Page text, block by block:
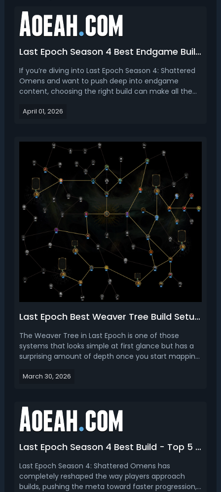
Last Epoch Season 4 Best Endgame Build - Top 3 Best Endgame Builds for Different Classes
If you’re diving into Last Epoch Season 4: Shattered
Omens and want to push deep into endgame
content, choosing the right build can make all the
most powerful and unique playstyles we’ve seen
April 01, 2026
Last Epoch Best Weaver Tree Build Setups (Season 4)
The Weaver Tree in Last Epoch is one of those
systems that looks simple at first glance but has a
surprising amount of depth once you start mapping
mechanics like Omen Windows, Echo Chains, and
March 30, 2026
Last Epoch Season 4 Best Build - Top 5 Best Builds for LE Shattered Omens
Last Epoch Season 4: Shattered Omens has
completely reshaped the way players approach
builds, pushing the meta toward faster progression,